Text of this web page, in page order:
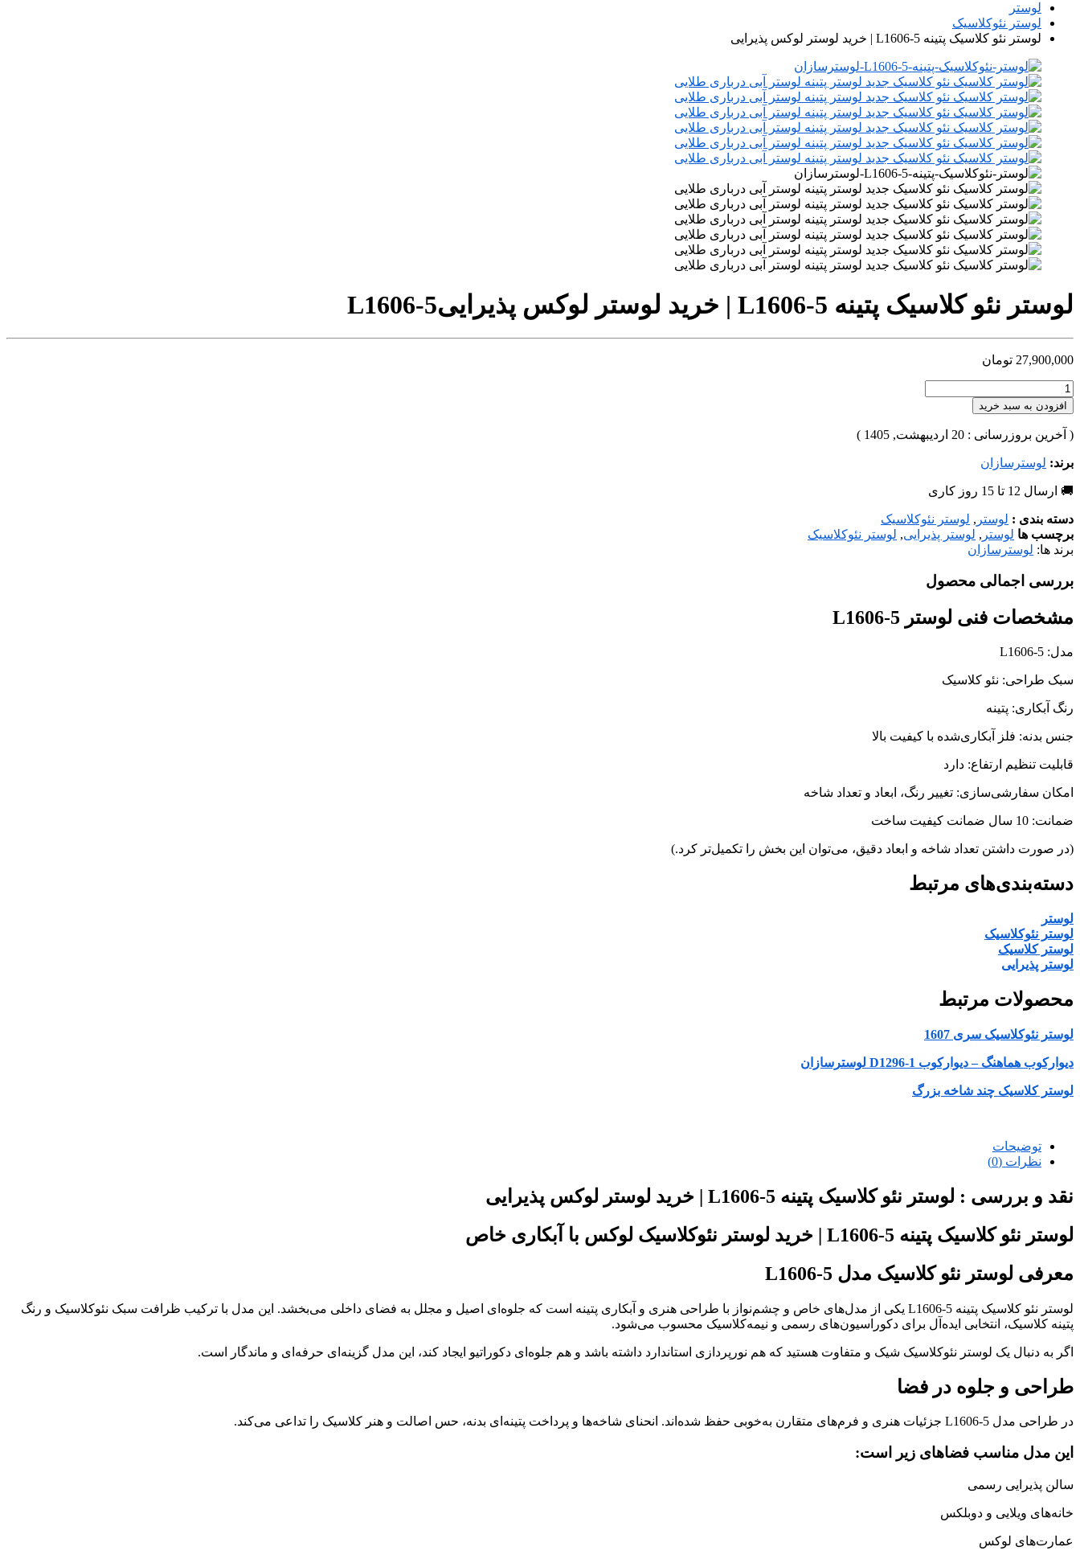
لوستر
لوستر نئوکلاسیک
لوستر نئو کلاسیک پتینه L1606-5 | خرید لوستر لوکس پذیرایی
لوستر نئو کلاسیک پتینه L1606-5 | خرید لوستر لوکس پذیرایی L1606-5
27,900,000 تومان
افزودن به سبد خرید
( آخرین بروزرسانی : 20 اردیبهشت, 1405 )
برند: لوسترسازان
🚚 ارسال 12 تا 15 روز کاری
دسته بندی : لوستر , لوستر نئوکلاسیک
برچسب ها لوستر , لوستر پذیرایی, لوستر نئوکلاسیک
برند ها: لوسترسازان
بررسی اجمالی محصول
مشخصات فنی لوستر L1606-5
مدل: L1606-5
سبک طراحی: نئو کلاسیک
رنگ آبکاری: پتینه
جنس بدنه: فلز آبکاری‌شده با کیفیت بالا
قابلیت تنظیم ارتفاع: دارد
امکان سفارشی‌سازی: تغییر رنگ، ابعاد و تعداد شاخه
ضمانت: 10 سال ضمانت کیفیت ساخت
(در صورت داشتن تعداد شاخه و ابعاد دقیق، می‌توان این بخش را تکمیل‌تر کرد.)
دسته‌بندی‌های مرتبط
لوستر
لوستر نئوکلاسیک
لوستر کلاسیک
لوستر پذیرایی
محصولات مرتبط
لوستر نئوکلاسیک سری 1607
دیوارکوب هماهنگ – دیوارکوب D1296-1 لوسترسازان
لوستر کلاسیک چند شاخه بزرگ
توضیحات
نظرات (0)
نقد و بررسی : لوستر نئو کلاسیک پتینه L1606-5 | خرید لوستر لوکس پذیرایی
لوستر نئو کلاسیک پتینه L1606-5 | خرید لوستر نئوکلاسیک لوکس با آبکاری خاص
معرفی لوستر نئو کلاسیک مدل L1606-5
لوستر نئو کلاسیک پتینه L1606-5 یکی از مدل‌های خاص و چشم‌نواز با طراحی هنری و آبکاری پتینه است که جلوه‌ای اصیل و مجلل به فضای داخلی می‌بخشد. این مدل با ترکیب ظرافت سبک نئوکلاسیک و رنگ
پتینه کلاسیک، انتخابی ایده‌آل برای دکوراسیون‌های رسمی و نیمه‌کلاسیک محسوب می‌شود.
اگر به دنبال یک لوستر نئوکلاسیک شیک و متفاوت هستید که هم نورپردازی استاندارد داشته باشد و هم جلوه‌ای دکوراتیو ایجاد کند، این مدل گزینه‌ای حرفه‌ای و ماندگار است.
طراحی و جلوه در فضا
در طراحی مدل L1606-5 جزئیات هنری و فرم‌های متقارن به‌خوبی حفظ شده‌اند. انحنای شاخه‌ها و پرداخت پتینه‌ای بدنه، حس اصالت و هنر کلاسیک را تداعی می‌کند.
این مدل مناسب فضاهای زیر است:
سالن پذیرایی رسمی
خانه‌های ویلایی و دوبلکس
عمارت‌های لوکس